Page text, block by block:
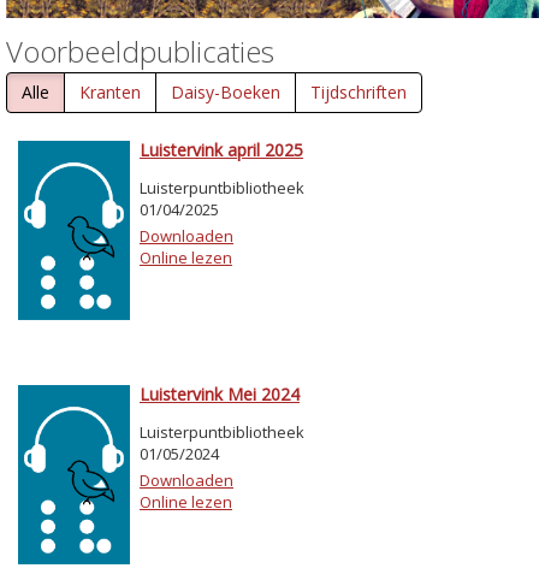
Voorbeeldpublicaties
Alle Kranten Daisy-Boeken Tijdschriften
Luistervink april 2025
Luisterpuntbibliotheek
01/04/2025
Downloaden
Online lezen
Luistervink Mei 2024
Luisterpuntbibliotheek
01/05/2024
Downloaden
Online lezen